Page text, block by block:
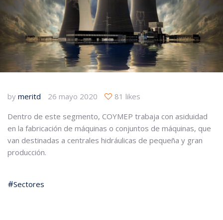
by meritd 26 mayo 2020
81 likes
Dentro de este segmento, COYMEP trabaja con asiduidad
en la fabricación de máquinas o conjuntos de máquinas, que
van destinadas a centrales hidráulicas de pequeña y gran
producción.
Sectores